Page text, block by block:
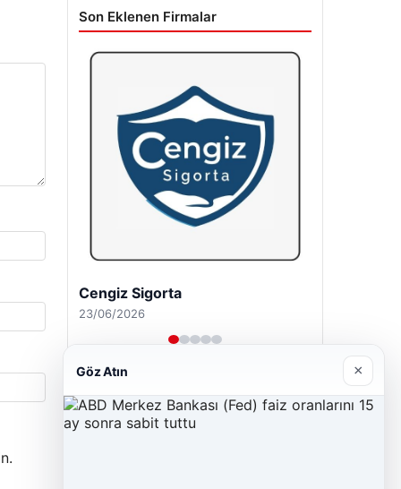
Son Eklenen Firmalar
Cengiz Sigorta
23/06/2026
Göz Atın ×